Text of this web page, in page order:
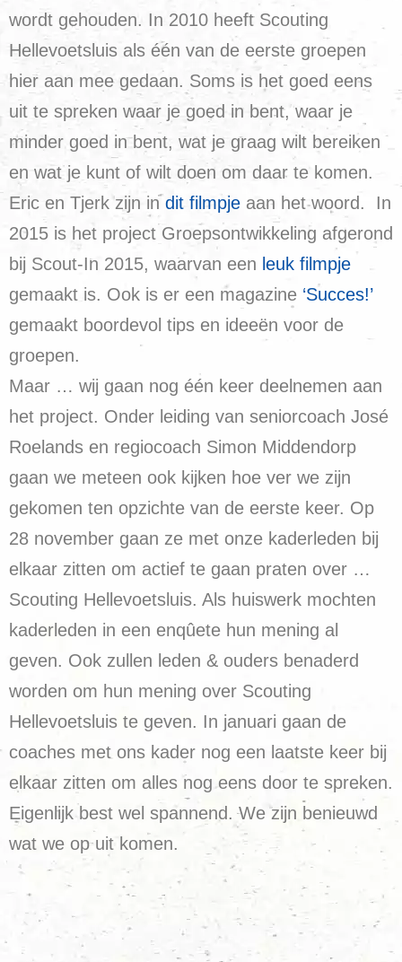
wordt gehouden. In 2010 heeft Scouting
Hellevoetsluis als één van de eerste groepen
hier aan mee gedaan. Soms is het goed eens
uit te spreken waar je goed in bent, waar je
minder goed in bent, wat je graag wilt bereiken
en wat je kunt of wilt doen om daar te komen.
Eric en Tjerk zijn indit filmpje aan het woord. In
2015 is het project Groepsontwikkeling afgerond
bij Scout-In 2015, waarvan een leuk filmpje
gemaakt is. Ook is er een magazine ‘Succes!’
gemaakt boordevol tips en ideeën voor de
groepen.
Maar … wij gaan nog één keer deelnemen aan
het project. Onder leiding van seniorcoach José
Roelands en regiocoach Simon Middendorp
gaan we meteen ook kijken hoe ver we zijn
gekomen ten opzichte van de eerste keer. Op
28 november gaan ze met onze kaderleden bij
elkaar zitten om actief te gaan praten over …
Scouting Hellevoetsluis. Als huiswerk mochten
kaderleden in een enqûete hun mening al
geven. Ook zullen leden & ouders benaderd
worden om hun mening over Scouting
Hellevoetsluis te geven. In januari gaan de
coaches met ons kader nog een laatste keer bij
elkaar zitten om alles nog eens door te spreken.
Eigenlijk best wel spannend. We zijn benieuwd
wat we op uit komen.